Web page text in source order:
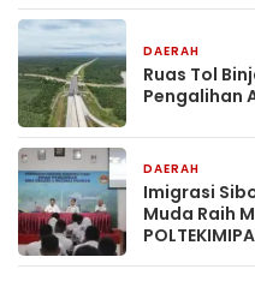
DAERAH
Ruas Tol
Pengalihan
DAERAH
Imigrasi
Muda Raih